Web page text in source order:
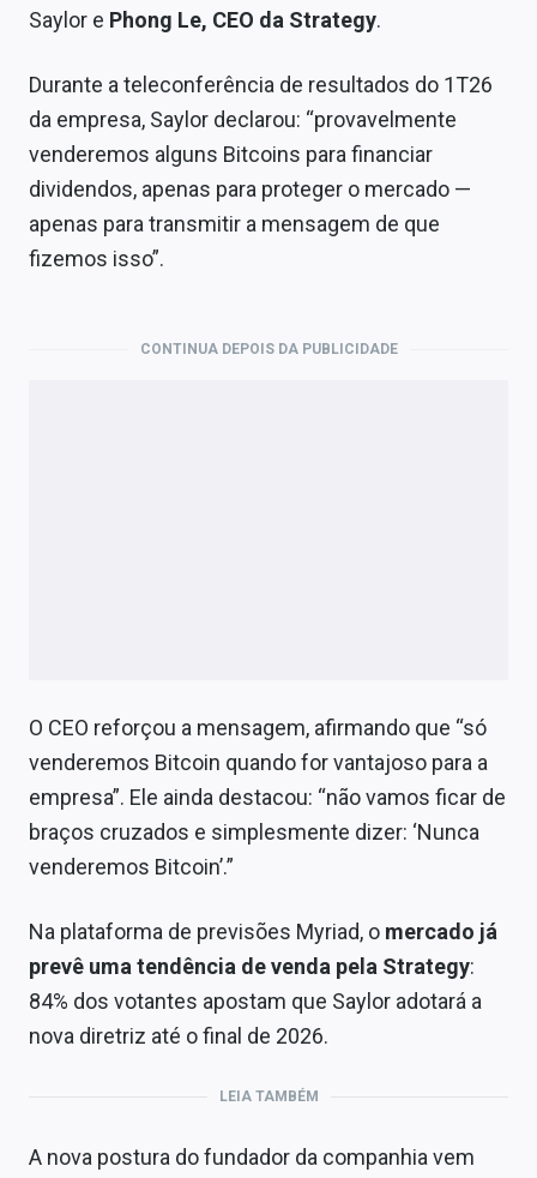
Saylor e Phong Le, CEO da Strategy.
Durante a teleconferência de resultados do 1T26
da empresa, Saylor declarou: “provavelmente
venderemos alguns Bitcoins para financiar
dividendos, apenas para proteger o mercado —
apenas para transmitir a mensagem de que
fizemos isso”.
CONTINUA DEPOIS DA PUBLICIDADE
O CEO reforçou a mensagem, afirmando que “só
venderemos Bitcoin quando for vantajoso para a
empresa”. Ele ainda destacou: “não vamos ficar de
braços cruzados e simplesmente dizer: ‘Nunca
venderemos Bitcoin’.”
Na plataforma de previsões Myriad, o mercado já
prevê uma tendência de venda pela Strategy:
84% dos votantes apostam que Saylor adotará a
nova diretriz até o final de 2026.
LEIA TAMBÉM
A nova postura do fundador da companhia vem